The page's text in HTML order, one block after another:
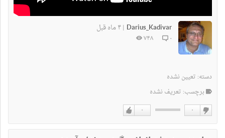
Darius_Kadivar
|۴ ماه قبل
۰ ۷۴۸
دسته: تعیین نشده
برچسب: تعریف نشده
۰ ۰